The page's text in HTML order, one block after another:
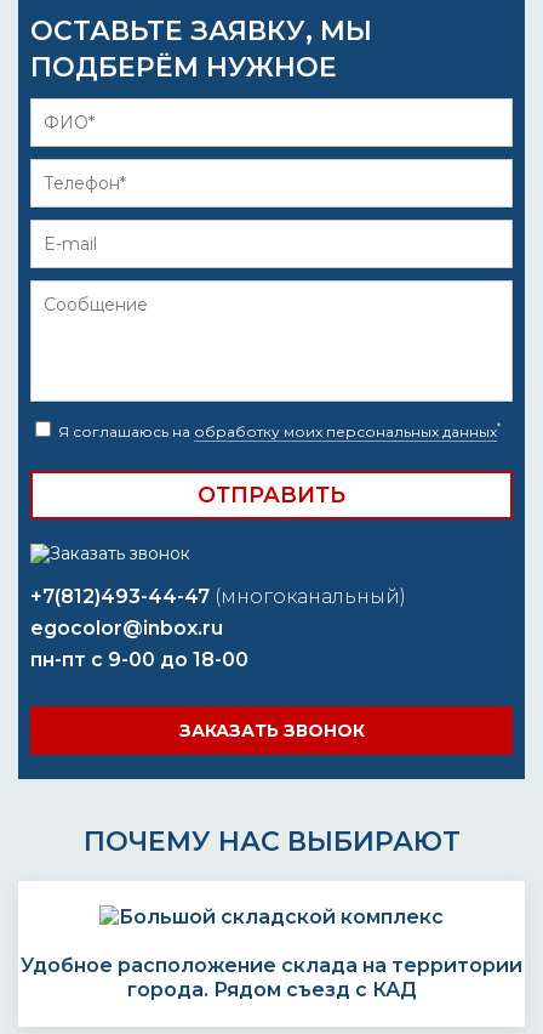
ОСТАВЬТЕ ЗАЯВКУ, МЫ
ПОДБЕРЁМ НУЖНОЕ
Я соглашаюсь на обработку моих персональных данных*
+7(812)493-44-47 (многоканальный)
egocolor@inbox.ru
пн-пт с 9-00 до 18-00
ЗАКАЗАТЬ ЗВОНОК
ПОЧЕМУ НАС ВЫБИРАЮТ
Удобное расположение склада на территории
города. Рядом съезд с КАД